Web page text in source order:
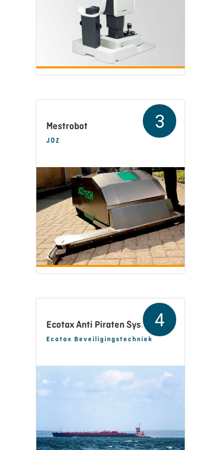
Mestrobot
JOZ
3
Ecotax Anti Piraten Systeem
Ecotax Beveiligingstechniek
4